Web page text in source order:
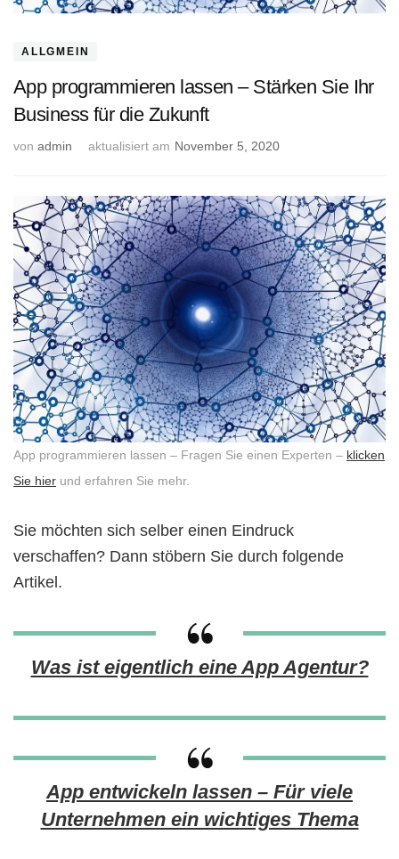
ALLGMEIN
App programmieren lassen – Stärken Sie Ihr
Business für die Zukunft
von admin aktualisiert am November 5, 2020
App programmieren lassen – Fragen Sie einen Experten – klicken
Sie hier und erfahren Sie mehr.
Sie möchten sich selber einen Eindruck
verschaffen? Dann stöbern Sie durch folgende
Artikel.
Was ist eigentlich eine App Agentur?
App entwickeln lassen – Für viele
Unternehmen ein wichtiges Thema